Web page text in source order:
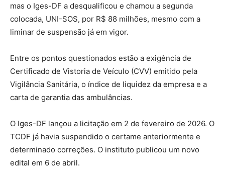
mas o Iges-DF a desqualificou e chamou a segunda
colocada, UNI-SOS, por R$ 88 milhões, mesmo com a
liminar de suspensão já em vigor.
Entre os pontos questionados estão a exigência de
Certificado de Vistoria de Veículo (CVV) emitido pela
Vigilância Sanitária, o índice de liquidez da empresa e a
carta de garantia das ambulâncias.
O Iges-DF lançou a licitação em 2 de fevereiro de 2026. O
TCDF já havia suspendido o certame anteriormente e
determinado correções. O instituto publicou um novo
edital em 6 de abril.